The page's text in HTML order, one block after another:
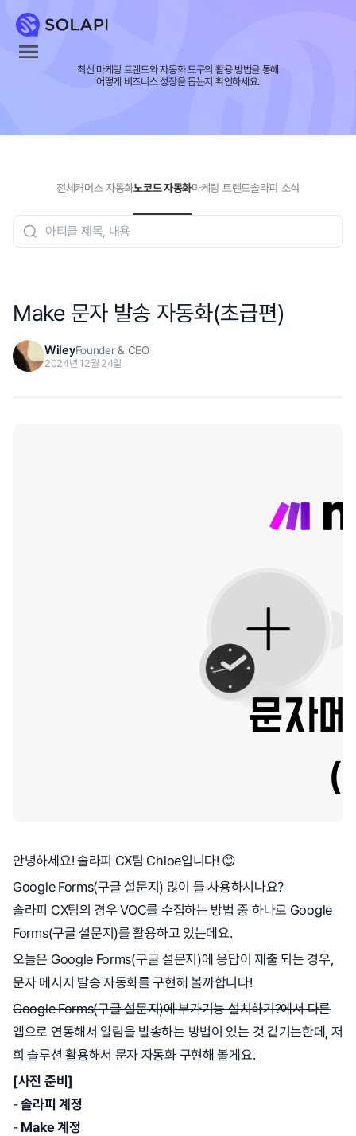
최신 마케팅 트렌드와 자동화 도구의 활용 방법을 통해
어떻게 비즈니스 성장을 돕는지 확인하세요.
전체커머스 자동화노코드 자동화마케팅 트렌드솔라피 소식
Make 문자 발송 자동화(초급편)
WileyFounder & CEO
2024년 12월 24일
안녕하세요! 솔라피 CX팀 Chloe입니다! 😊
Google Forms(구글 설문지) 많이 들 사용하시나요?
솔라피 CX팀의 경우 VOC를 수집하는 방법 중 하나로 Google
Forms(구글 설문지)를 활용하고 있는데요.
오늘은 Google Forms(구글 설문지)에 응답이 제출 되는 경우,
문자 메시지 발송 자동화를 구현해 볼까합니다!
Google Forms(구글 설문지)에 부가기능 설치하기?에서 다른
앱으로 연동해서 알림을 발송하는 방법이 있는 것 같기는한데, 저
희 솔루션 활용해서 문자 자동화 구현해 볼게요.
[사전 준비]
-솔라피 계정
- Make 계정